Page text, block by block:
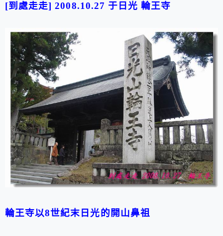
[到處走走] 2008.10.27 于日光 輪王寺
輪王寺以8世紀末日光的開山鼻祖